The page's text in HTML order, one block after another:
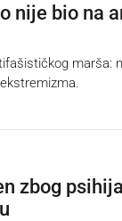
nije bio na
marša:
zbog